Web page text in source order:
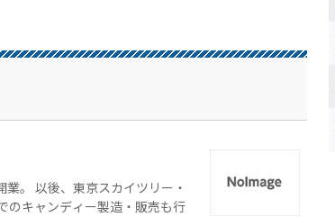
。 以後、東京スカイツリー・
のキャンディー製造・販売も行